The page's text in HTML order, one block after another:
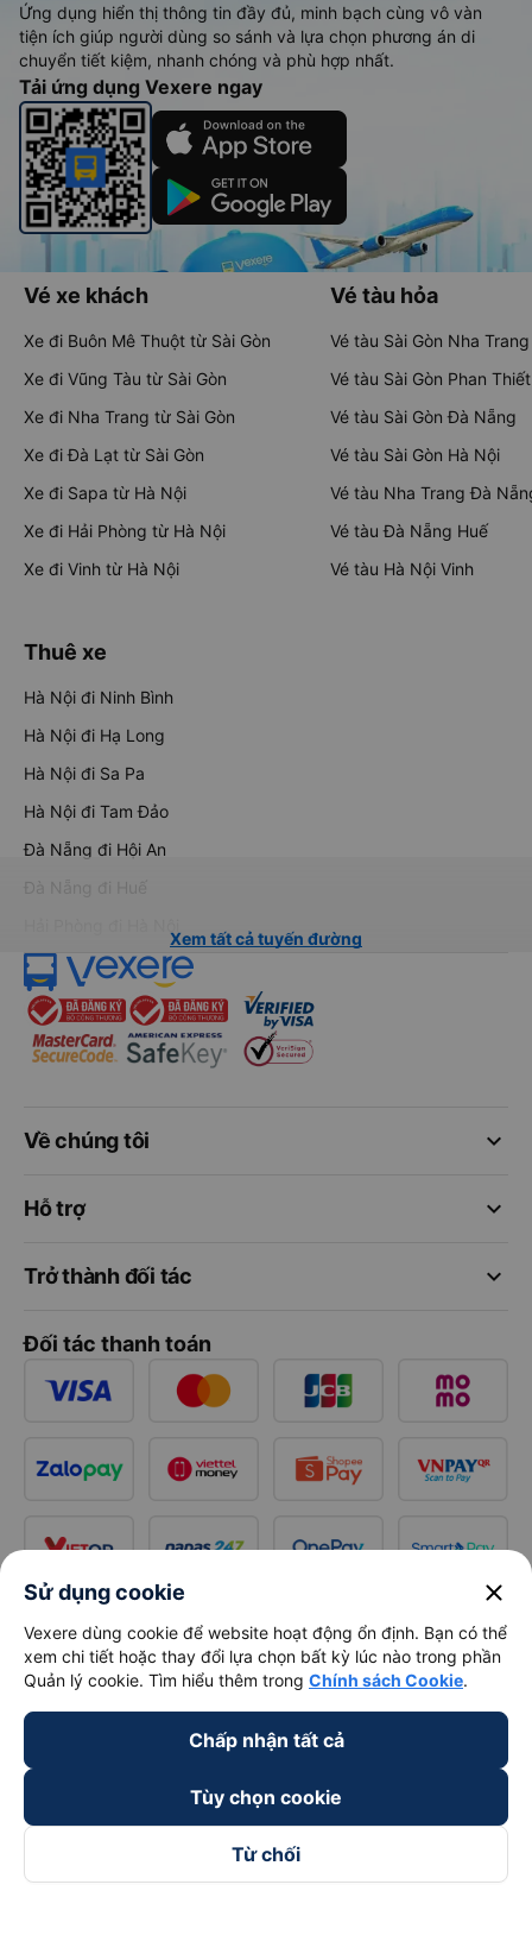
Ứng dụng hiển thị thông tin đầy đủ, minh bạch cùng vô vàn
tiện ích giúp người dùng so sánh và lựa chọn phương án di
chuyển tiết kiệm, nhanh chóng và phù hợp nhất.
Tải ứng dụng Vexere ngay
Vé xe khách
Xe đi Buôn Mê Thuột từ Sài Gòn
Xe đi Vũng Tàu từ Sài Gòn
Xe đi Nha Trang từ Sài Gòn
Xe đi Đà Lạt từ Sài Gòn
Xe đi Sapa từ Hà Nội
Xe đi Hải Phòng từ Hà Nội
Xe đi Vinh từ Hà Nội
Vé tàu hỏa
Vé tàu Sài Gòn Nha Trang
Vé tàu Sài Gòn Phan Thiết
Vé tàu Sài Gòn Đà Nẵng
Vé tàu Sài Gòn Hà Nội
Vé tàu Nha Trang Đà
Vé tàu Đà Nẵng Huế
Vé tàu Hà Nội Vinh
Thuê xe
Hà Nội đi Ninh Bình
Hà Nội đi Hạ Long
Hà Nội đi Sa Pa
Hà Nội đi Tam Đảo
Đà Nẵng đi Hội An
Đà Nẵng đi Huế
Xem tất cả tuyến đường
keyboard_arrow_down
Về chúng tôi
keyboard_arrow_down
Hỗ trợ
keyboard_arrow_down
Trở thành đối tác
Đối tác thanh toán
Theo dõi chúng tôi trên
Sử dụng cookie close
Vexere dùng cookie để website hoạt động ổn định. Bạn có thể
xem chi tiết hoặc thay đổi lựa chọn bất kỳ lúc nào trong phần
Quản lý cookie. Tìm hiểu thêm trong Chính sách Cookie.
Chấp nhận tất cả
Tùy chọn cookie
Từ chối